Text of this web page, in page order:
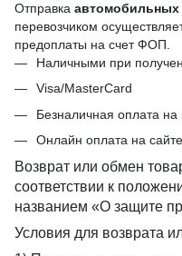
Отправка автомобильных
перевозчиком
предоплаты на счет ФОП.
Наличными при
Visa/MasterCard
Безналичная оплата на
Онлайн оплата на сайте
Возврат или обмен
соответствии к
названием «О защите
Условия для возврата